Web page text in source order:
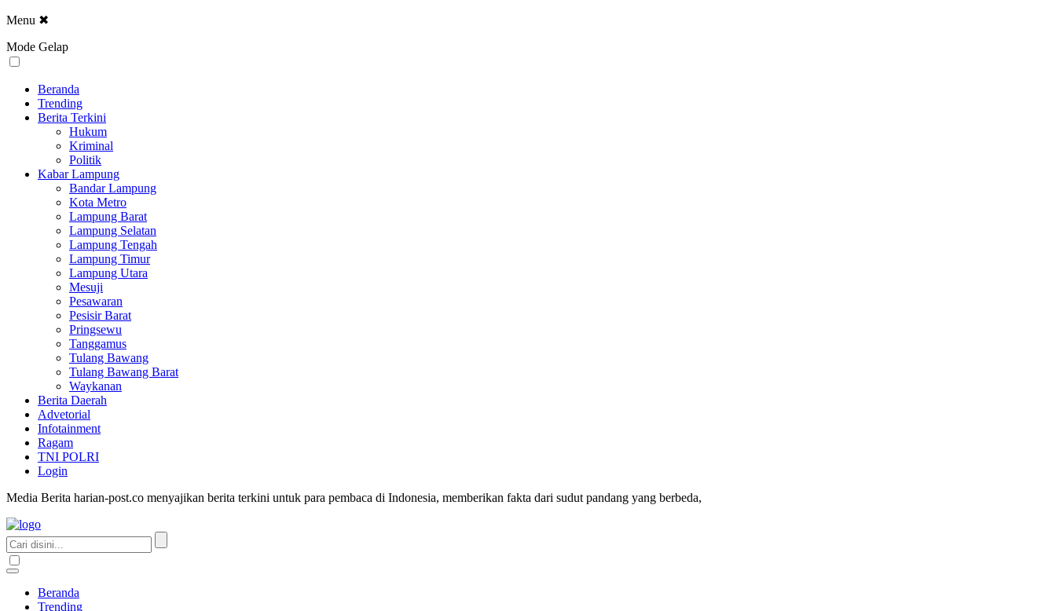
Menu ✖
Mode Gelap
Beranda
Trending
Berita Terkini
Hukum
Kriminal
Politik
Kabar Lampung
Bandar Lampung
Kota Metro
Lampung Barat
Lampung Selatan
Lampung Tengah
Lampung Timur
Lampung Utara
Mesuji
Pesawaran
Pesisir Barat
Pringsewu
Tanggamus
Tulang Bawang
Tulang Bawang Barat
Waykanan
Berita Daerah
Advetorial
Infotainment
Ragam
TNI POLRI
Login
Media Berita harian-post.co menyajikan berita terkini untuk para pembaca di Indonesia, memberikan fakta dari sudut pandang yang berbeda,
Beranda
Trending